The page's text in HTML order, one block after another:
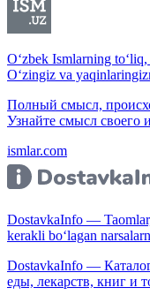
O‘zbek Ismlarning
O‘zingiz va
Полный смысл,
Узнайте смысл своего
ismlar.com
DostavkaInfo —
kerakli bo‘lagan
DostavkaInfo —
еды, лекарств, книг и